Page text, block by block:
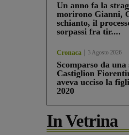
Un anno fa la
morirono Gianni,
schianto, il
sorpassi fra tir....
Cronaca 3 Agosto 2026
Scomparso da
Castiglion
aveva ucciso la
2020
In Vetrina